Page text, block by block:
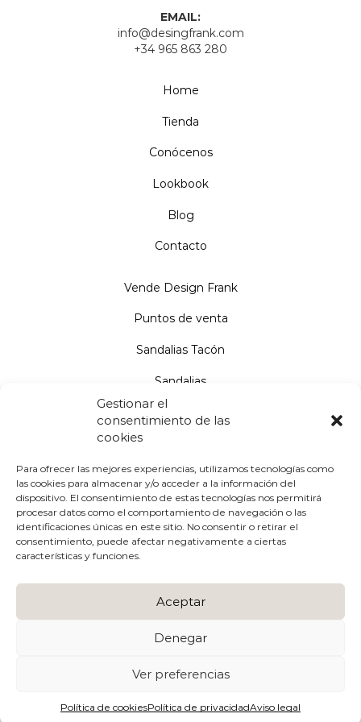
Gestionar el
consentimiento de las
cookies
Para ofrecer las mejores experiencias, utilizamos tecnologías como
las cookies para almacenar y/o acceder a la información del
dispositivo. El consentimiento de estas tecnologías nos permitirá
procesar datos como el comportamiento de navegación o las
identificaciones únicas en este sitio. No consentir o retirar el
consentimiento, puede afectar negativamente a ciertas
características y funciones.
Aceptar
Denegar
Ver preferencias
Política de cookiesPolítica de privacidadAviso legal
EMAIL:
info@desingfrank.com
+34 965 863 280
Home
Tienda
Conócenos
Lookbook
Blog
Contacto
Vende Design Frank
Puntos de venta
Sandalias Tacón
Sandalias
Salones
Políticas de cookies
Políticas de privacidad
Condiciones de uso y compra
Devoluciones
byEnfoque in